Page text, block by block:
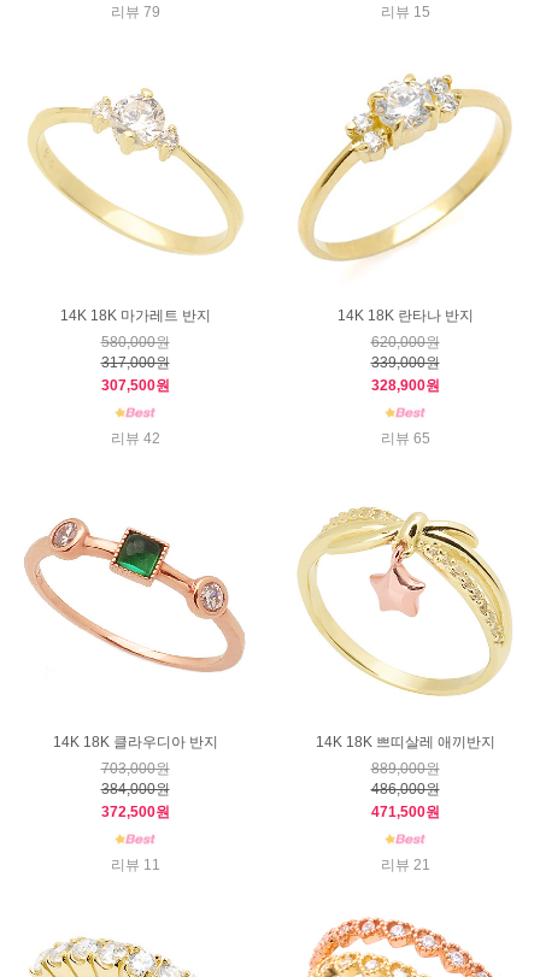
리뷰 79 리뷰 15
14K 18K 마가레트 반지
580,000원
317,000원
307,500원
리뷰 42
14K 18K 란타나 반지
620,000원
339,000원
328,900원
리뷰 65
14K 18K 클라우디아 반지
703,000원
384,000원
372,500원
리뷰 11
14K 18K 쁘띠살레 애끼반지
889,000원
486,000원
471,500원
리뷰 21